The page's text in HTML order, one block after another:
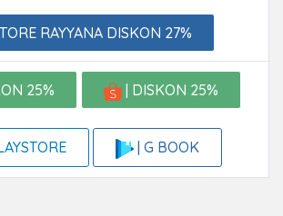
RAYYANA DISKON 27%
25% | DISKON 25%
| G BOOK